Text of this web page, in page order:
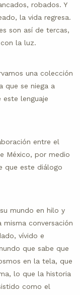
robados. Y
la vida regresa.
son así de tercas,
la luz.
una colección
que se niega a
este lenguaje
entre el
México, por medio
que este diálogo
mundo en hilo y
misma conversación
vívido e
que sabe que
en la tela, que
lo que la historia
como el